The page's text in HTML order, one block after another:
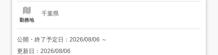
勤務地
千葉県
公開・終了予定日： 2026/08/06 ～
更新日： 2026/08/06